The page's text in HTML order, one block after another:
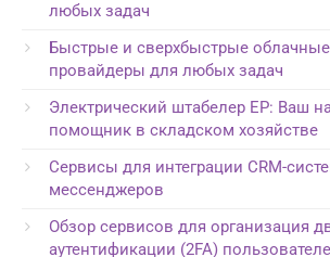
любых задач
Быстрые и сверхбыстрые облачные
провайдеры для любых задач
Электрический штабелер EP: Ваш
помощник в складском хозяйстве
Сервисы для интеграции CRM-
мессенджеров
Обзор сервисов для организация
аутентификации (2FA)